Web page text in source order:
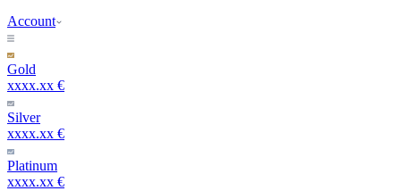
Account
Gold
xxxx.xx €
Silver
xxxx.xx €
Platinum
xxxx.xx €